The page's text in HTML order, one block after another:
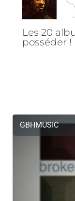
Les 20
posséder !